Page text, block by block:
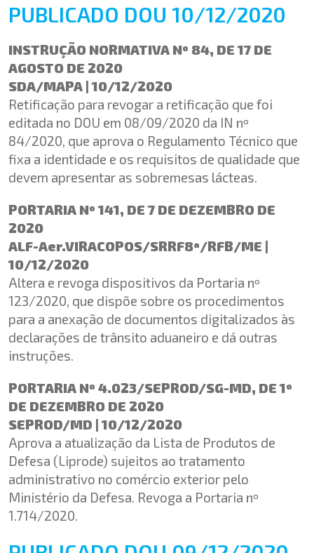
PUBLICADO DOU 10/12/2020
INSTRUÇÃO NORMATIVA Nº 84, DE 17 DE
AGOSTO DE 2020
SDA/MAPA | 10/12/2020
Retificação para revogar a retificação que foi
editada no DOU em 08/09/2020 da IN nº
84/2020, que aprova o Regulamento Técnico que
fixa a identidade e os requisitos de qualidade que
devem apresentar as sobremesas lácteas.
PORTARIA Nº 141, DE 7 DE DEZEMBRO DE
2020
ALF-Aer.VIRACOPOS/SRRF8ª/RFB/ME |
10/12/2020
Altera e revoga dispositivos da Portaria nº
123/2020, que dispõe sobre os procedimentos
para a anexação de documentos digitalizados às
declarações de trânsito aduaneiro e dá outras
instruções.
PORTARIA Nº 4.023/SEPROD/SG-MD, DE 1º
DE DEZEMBRO DE 2020
SEPROD/MD | 10/12/2020
Aprova a atualização da Lista de Produtos de
Defesa (Liprode) sujeitos ao tratamento
administrativo no comércio exterior pelo
Ministério da Defesa. Revoga a Portaria nº
1.714/2020.